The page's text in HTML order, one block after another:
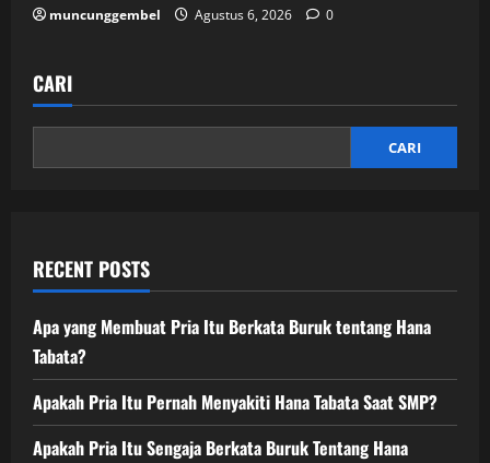
muncunggembel Agustus 6, 2026 0
CARI
CARI
RECENT POSTS
Apa yang Membuat Pria Itu Berkata Buruk tentang Hana
Tabata?
Apakah Pria Itu Pernah Menyakiti Hana Tabata Saat SMP?
Apakah Pria Itu Sengaja Berkata Buruk Tentang Hana